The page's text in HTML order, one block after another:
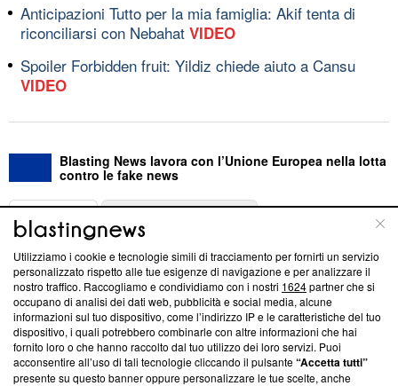
Anticipazioni Tutto per la mia famiglia: Akif tenta di
riconciliarsi con Nebahat VIDEO
Spoiler Forbidden fruit: Yildiz chiede aiuto a Cansu
VIDEO
Blasting News lavora con l’Unione Europea nella lotta
contro le fake news
ABOUT
Questa sezione offre informazioni trasparenti su Blasting
News, sui nostri processi editoriali e su come ci impegniamo a
creare news di qualità. Inoltre, afferma la nostra aderenza a
‘Trust Project - News with Integrity’Blasting News non è
ancora membro del programma, ma ha richiesto di farne
parte; Trust Project non ha ancora effettuato una verifica di
conformità agli standard.
Utilizziamo i cookie e tecnologie simili di tracciamento per fornirti un servizio
personalizzato rispetto alle tue esigenze di navigazione e per analizzare il
nostro traffico. Raccogliamo e condividiamo con i nostri 1624partner che si
occupano di analisi dei dati web, pubblicità e social media, alcune
informazioni sul tuo dispositivo, come l’indirizzo IP e le caratteristiche del tuo
dispositivo, i quali potrebbero combinarle con altre informazioni che hai
fornito loro o che hanno raccolto dal tuo utilizzo dei loro servizi. Puoi
acconsentire all’uso di tali tecnologie cliccando il pulsante“Accetta tutti”
presente su questo banner oppure personalizzare le tue scelte, anche